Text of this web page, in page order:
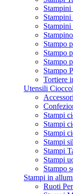
Stampini
Stampo
Stampo
Stampo
Stampo
Tortiere
Utensili
Stampi
Stampi
Stampi
Stampi
Stampi
Stampi
Stampo
Stampi in
Ruoti